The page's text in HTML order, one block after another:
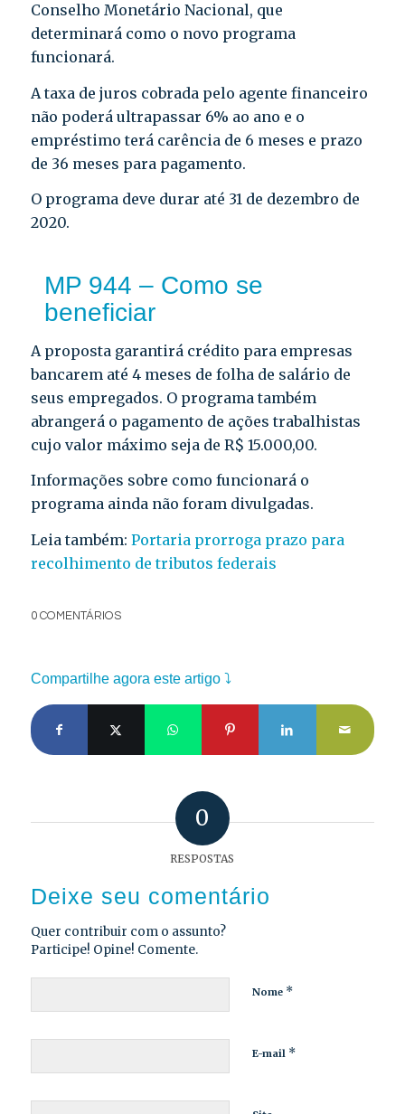
Conselho Monetário Nacional, que
determinará como o novo programa
funcionará.
A taxa de juros cobrada pelo agente financeiro
não poderá ultrapassar 6% ao ano e o
empréstimo terá carência de 6 meses e prazo
de 36 meses para pagamento.
O programa deve durar até 31 de dezembro de
2020.
MP 944 – Como se
beneficiar
A proposta garantirá crédito para empresas
bancarem até 4 meses de folha de salário de
seus empregados. O programa também
abrangerá o pagamento de ações trabalhistas
cujo valor máximo seja de R$ 15.000,00.
Informações sobre como funcionará o
programa ainda não foram divulgadas.
Leia também: Portaria prorroga prazo para
recolhimento de tributos federais
0 COMENTÁRIOS
Compartilhe agora este artigo ⤵
0
RESPOSTAS
Deixe seu comentário
Quer contribuir com o assunto?
Participe! Opine! Comente.
Nome *
E-mail *